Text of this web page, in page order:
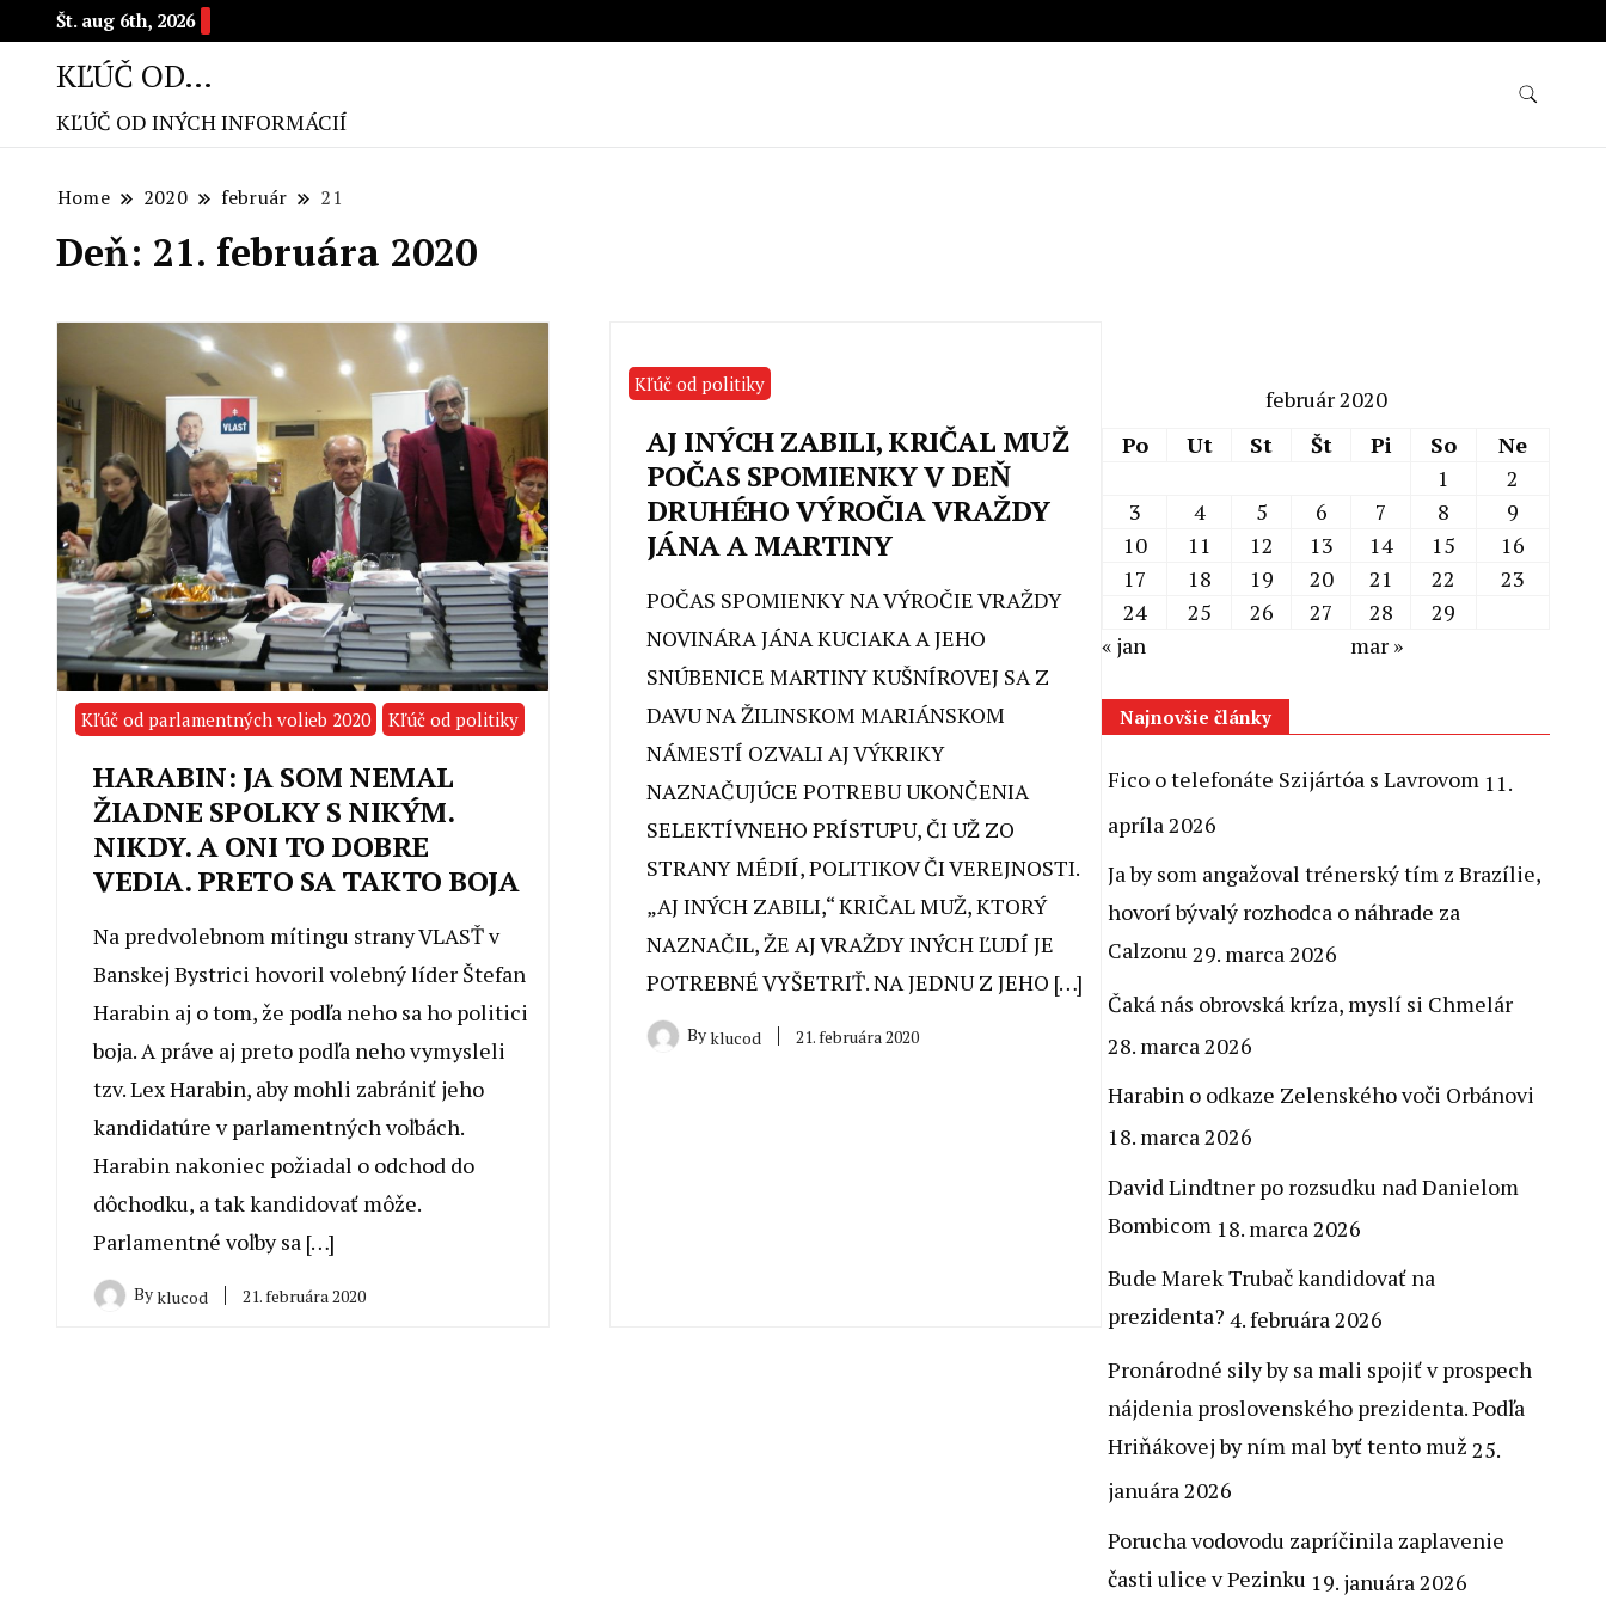
Št. aug 6th, 2026
KĽÚČ OD…
KĽÚČ OD INÝCH INFORMÁCIÍ
Home 2020 február 21
Deň: 21. februára 2020
Kľúč od parlamentných volieb 2020 Kľúč od politiky
HARABIN: JA SOM NEMAL
ŽIADNE SPOLKY S NIKÝM.
NIKDY. A ONI TO DOBRE
VEDIA. PRETO SA TAKTO BOJA
Na predvolebnom mítingu strany VLASŤ v
Banskej Bystrici hovoril volebný líder Štefan
Harabin aj o tom, že podľa neho sa ho politici
boja. A práve aj preto podľa neho vymysleli
tzv. Lex Harabin, aby mohli zabrániť jeho
kandidatúre v parlamentných voľbách.
Harabin nakoniec požiadal o odchod do
dôchodku, a tak kandidovať môže.
Parlamentné voľby sa […]
Byklucod 21. februára 2020
Kľúč od politiky
AJ INÝCH ZABILI, KRIČAL MUŽ
POČAS SPOMIENKY V DEŇ
DRUHÉHO VÝROČIA VRAŽDY
JÁNA A MARTINY
POČAS SPOMIENKY NA VÝROČIE VRAŽDY
NOVINÁRA JÁNA KUCIAKA A JEHO
SNÚBENICE MARTINY KUŠNÍROVEJ SA Z
DAVU NA ŽILINSKOM MARIÁNSKOM
NÁMESTÍ OZVALI AJ VÝKRIKY
NAZNAČUJÚCE POTREBU UKONČENIA
SELEKTÍVNEHO PRÍSTUPU, ČI UŽ ZO
STRANY MÉDIÍ, POLITIKOV ČI VEREJNOSTI.
„AJ INÝCH ZABILI,“ KRIČAL MUŽ, KTORÝ
NAZNAČIL, ŽE AJ VRAŽDY INÝCH ĽUDÍ JE
POTREBNÉ VYŠETRIŤ. NA JEDNU Z JEHO […]
Byklucod 21. februára 2020
február 2020
Po
Ut St Št Pi So Ne
« jan mar »
1
2
3
4 5 6 7 8
9
10
11 12 13 14 15
16
17
18 19 20 21 22
23
24
25 26 27 28 29
Najnovšie články
Fico o telefonáte Szijártóa s Lavrovom 11.
apríla 2026
Ja by som angažoval trénerský tím z Brazílie,
hovorí bývalý rozhodca o náhrade za
Calzonu 29. marca 2026
Čaká nás obrovská kríza, myslí si Chmelár
28. marca 2026
Harabin o odkaze Zelenského voči Orbánovi
18. marca 2026
David Lindtner po rozsudku nad Danielom
Bombicom 18. marca 2026
Bude Marek Trubač kandidovať na
prezidenta? 4. februára 2026
Pronárodné sily by sa mali spojiť v prospech
nájdenia proslovenského prezidenta. Podľa
Hriňákovej by ním mal byť tento muž 25.
januára 2026
Porucha vodovodu zapríčinila zaplavenie
časti ulice v Pezinku 19. januára 2026